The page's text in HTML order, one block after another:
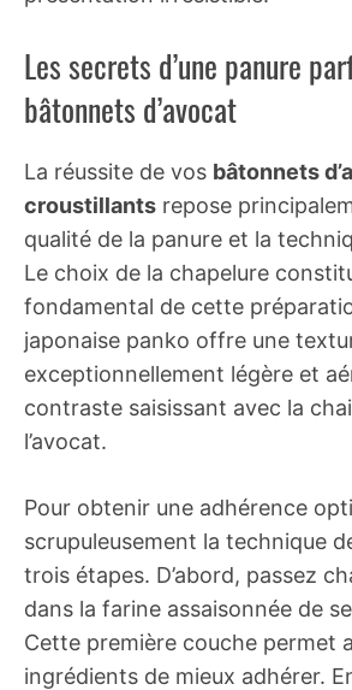
Les secrets d’une panure
bâtonnets d’avocat
La réussite de vos bâtonnets
croustillants repose
qualité de la panure et la
Le choix de la chapelure
fondamental de cette
japonaise panko offre une
exceptionnellement légère et
contraste saisissant avec la
l’avocat.
Pour obtenir une adhérence
scrupuleusement la technique
trois étapes. D’abord, passez
dans la farine assaisonnée de
Cette première couche permet
ingrédients de mieux adhérer.